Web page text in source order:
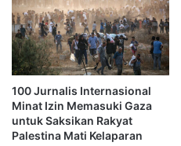
100 Jurnalis Internasional
Minat Izin Memasuki Gaza
untuk Saksikan Rakyat
Palestina Mati Kelaparan